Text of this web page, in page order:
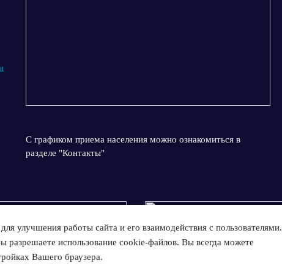
С графиком приема населения можно ознакомиться в
разделе "Контакты"
улучшения работы сайта и его взаимодействия с пользователями.
разрешаете использование cookie-файлов. Вы всегда можете
Вашего браузера.